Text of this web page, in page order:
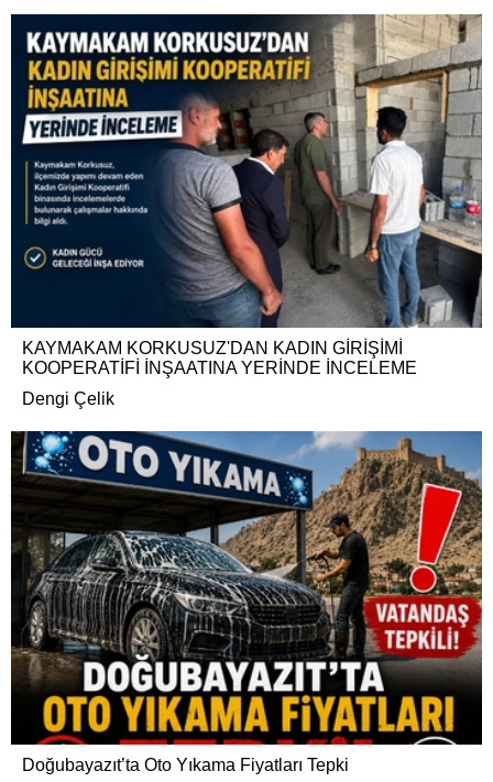
KAYMAKAM KORKUSUZ'DAN KADIN GİRİŞİMİ
KOOPERATİFİ İNŞAATINA YERİNDE İNCELEME
Dengi Çelik
Doğubayazıt’ta Oto Yıkama Fiyatları Tepki